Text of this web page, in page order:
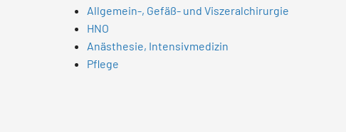
Allgemein-, Gefäß- und Viszeralchirurgie
HNO
Anästhesie, Intensivmedizin
Pflege